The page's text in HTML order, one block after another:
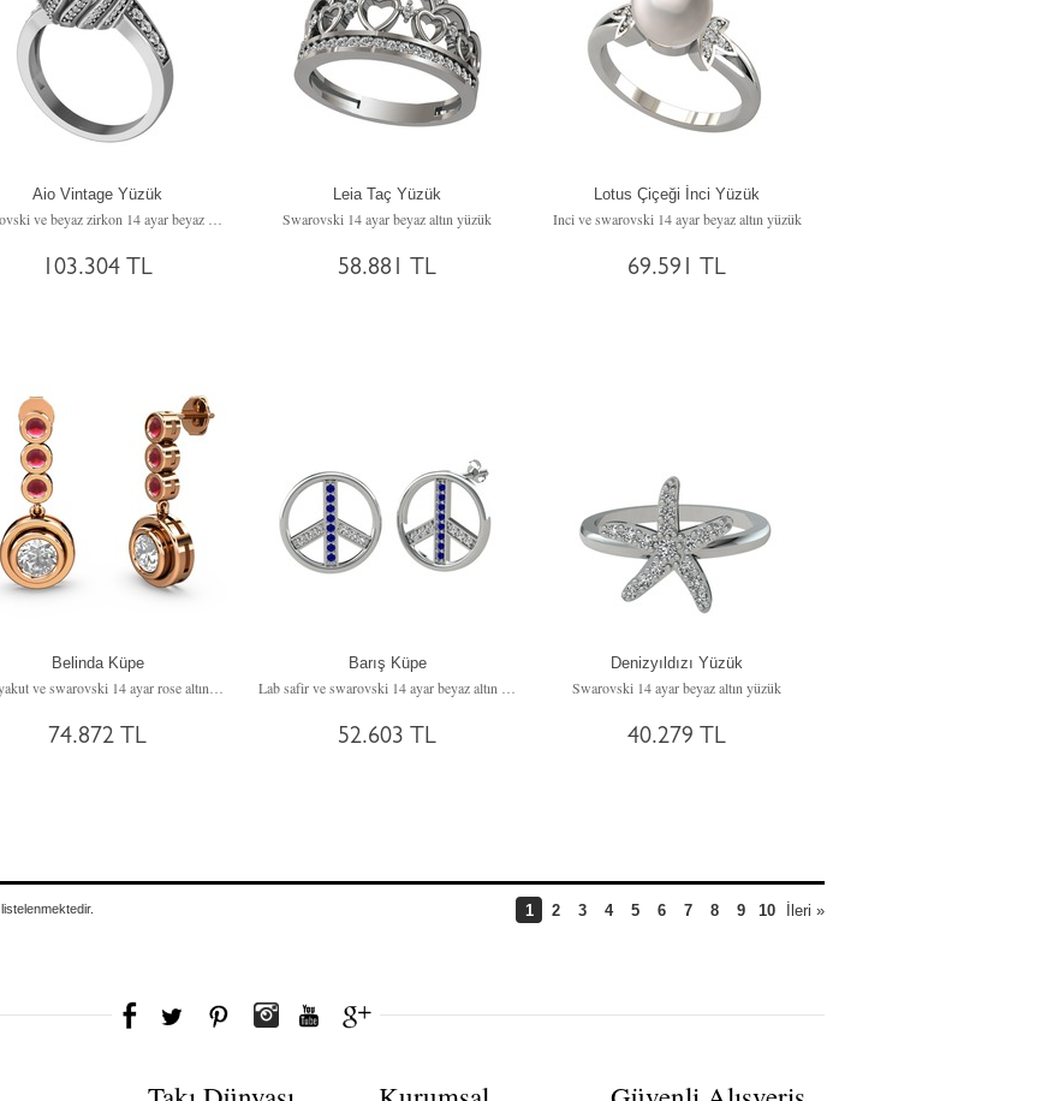
Aio Vintage Yüzük
103.304 TL
Leia Taç Yüzük
Swarovski 14 ayar beyaz altın yüzük
58.881 TL
Lotus Çiçeği İnci Yüzük
Inci ve swarovski 14 ayar beyaz altın yüzük
69.591 TL
Belinda Küpe
74.872 TL
Barış Küpe
52.603 TL
Denizyıldızı Yüzük
Swarovski 14 ayar beyaz altın yüzük
40.279 TL
listelenmektedir. İleri »
1 2 3 4 5 6 7 8 9 10